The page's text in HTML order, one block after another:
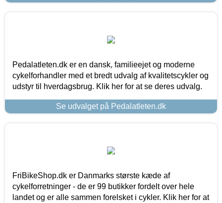
Pedalatleten.dk er en dansk, familieejet og moderne
cykelforhandler med et bredt udvalg af kvalitetscykler og
udstyr til hverdagsbrug. Klik her for at se deres udvalg.
Se udvalget på Pedalatleten.dk
FriBikeShop.dk er Danmarks største kæde af
cykelforretninger - de er 99 butikker fordelt over hele
landet og er alle sammen forelsket i cykler. Klik her for at